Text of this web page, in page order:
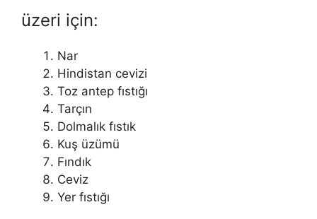
üzeri için:
Nar
Hindistan cevizi
Toz antep fıstığı
Tarçın
Dolmalık fıstık
Kuş üzümü
Fındık
Ceviz
Yer fıstığı